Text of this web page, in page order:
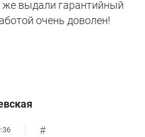
же выдали гарантийный
очень доволен!
#